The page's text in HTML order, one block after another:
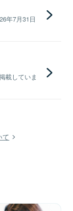
年7月31日
載していま